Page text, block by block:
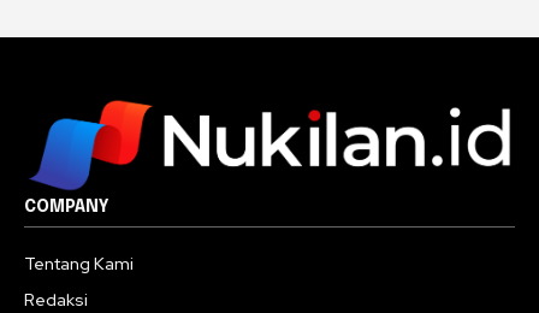
COMPANY
Tentang Kami
Redaksi